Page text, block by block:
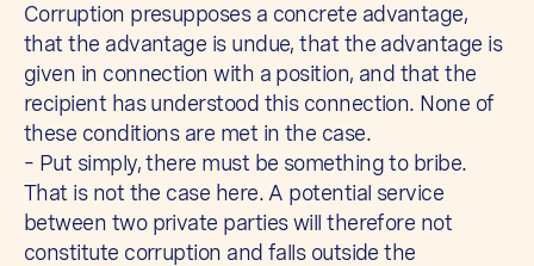
Corruption presupposes a concrete advantage,
that the advantage is undue, that the advantage is
given in connection with a position, and that the
recipient has understood this connection. None of
these conditions are met in the case.
– Put simply, there must be something to bribe.
That is not the case here. A potential service
between two private parties will therefore not
constitute corruption and falls outside the